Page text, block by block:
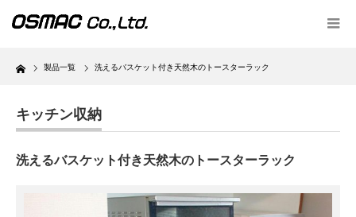
Home 製品一覧 洗えるバスケット付き天然木のトースターラック
キッチン収納
洗えるバスケット付き天然木のトースターラック